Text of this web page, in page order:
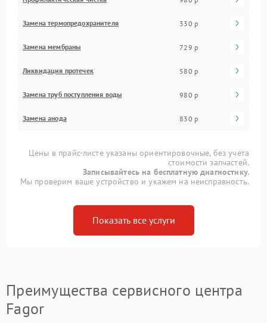
Замена термопредохранителя 330 р
Замена мембраны 729 р
Ликвидация протечек 580 р
Замена труб поступления воды 980 р
Замена анода 830 р
Цены в прайс-листе указаны ориентировочные, без учета
стоимости запчастей.
Записывайтесь на бесплатную диагностику.
Мы проверим ваше устройство и укажем на неисправность.
Показать все услуги
Преимущества сервисного центра
Fagor